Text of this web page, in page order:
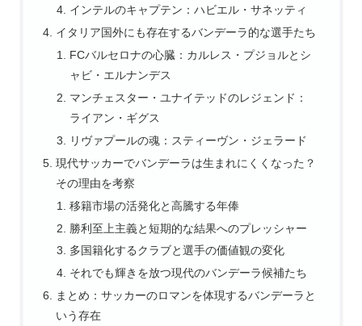
インテルのキャプテン：ハビエル・サネッティ
イタリア国外にも存在するバンデーラ的な選手たち
FCバルセロナの心臓：カルレス・プジョルとシ
ャビ・エルナンデス
マンチェスター・ユナイテッドのレジェンド：
ライアン・ギグス
リヴァプールの魂：スティーヴン・ジェラード
現代サッカーでバンデーラは生まれにくくなった？
その理由を考察
移籍市場の活発化と高騰する年俸
勝利至上主義と短期的な結果へのプレッシャー
多国籍化するクラブと選手の価値観の変化
それでも輝きを放つ現代のバンデーラ候補たち
まとめ：サッカーのロマンを体現するバンデーラと
いう存在